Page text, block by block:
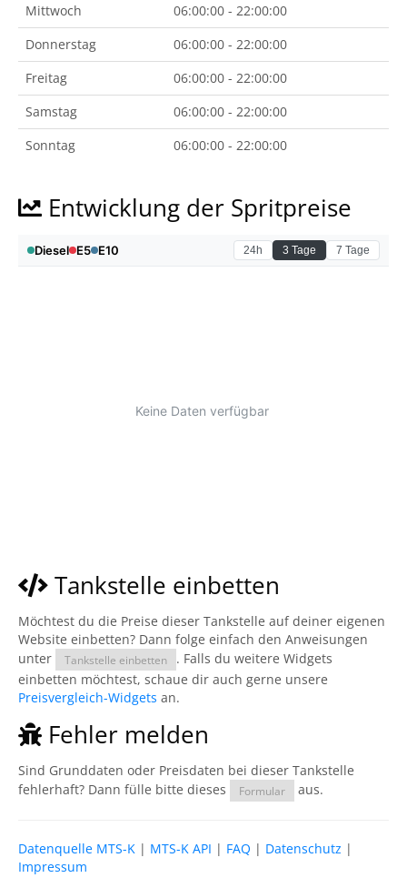
Mittwoch
06:00:00 - 22:00:00
Donnerstag
06:00:00 - 22:00:00
Freitag
06:00:00 - 22:00:00
Samstag
06:00:00 - 22:00:00
Sonntag
06:00:00 - 22:00:00
Entwicklung der Spritpreise
Tankstelle einbetten
Möchtest du die Preise dieser Tankstelle auf deiner eigenen
Website einbetten? Dann folge einfach den Anweisungen
unter
Tankstelle einbetten
. Falls du weitere Widgets
einbetten möchtest, schaue dir auch gerne unsere
Preisvergleich-Widgets an.
Fehler melden
Sind Grunddaten oder Preisdaten bei dieser Tankstelle
fehlerhaft? Dann fülle bitte dieses
Formular aus.
Datenquelle MTS-K | MTS-K API | FAQ | Datenschutz |
Impressum